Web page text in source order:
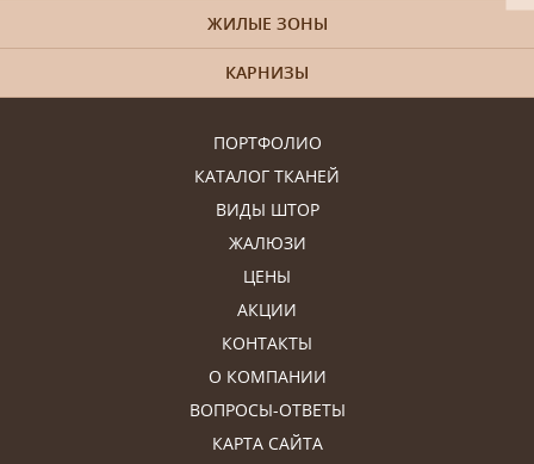
ПОРТФОЛИО
КАТАЛОГ ТКАНЕЙ
ВИДЫ ШТОР
ЖАЛЮЗИ
ЦЕНЫ
АКЦИИ
КОНТАКТЫ
О КОМПАНИИ
ВОПРОСЫ-ОТВЕТЫ
КАРТА САЙТА
ЖИЛЫЕ ЗОНЫ
КАРНИЗЫ